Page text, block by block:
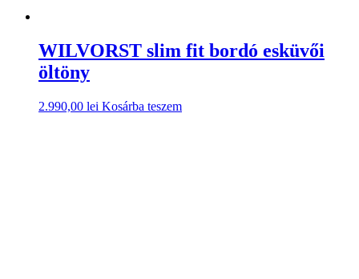
WILVORST slim fit bordó esküvői
öltöny
2.990,00 lei Kosárba teszem